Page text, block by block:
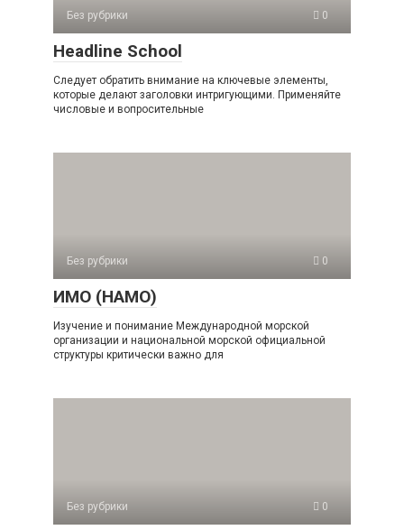
Без рубрики 0
Headline School
Следует обратить внимание на ключевые элементы,
которые делают заголовки интригующими. Применяйте
числовые и вопросительные
Без рубрики 0
ИМО (НАМО)
Изучение и понимание Международной морской
организации и национальной морской официальной
структуры критически важно для
Без рубрики 0